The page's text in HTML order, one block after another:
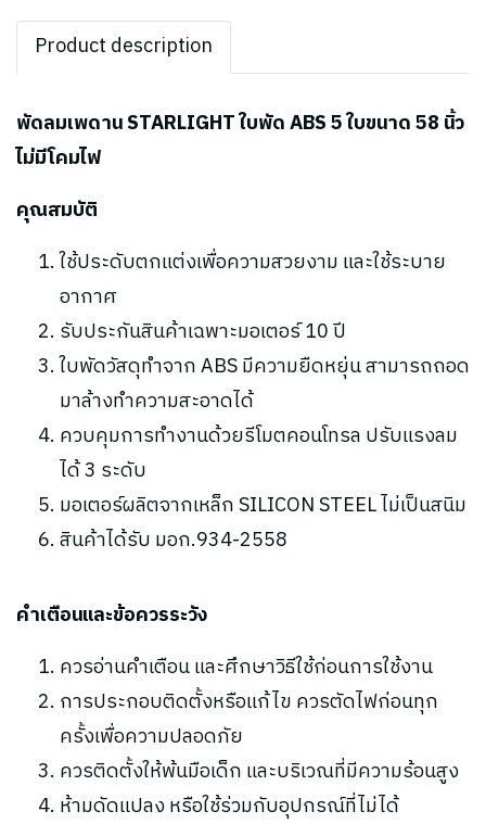
Product description
พัดลมเพดาน STARLIGHT ใบพัด ABS 5 ใบขนาด 58 นิ้ว
ไม่มีโคมไฟ
คุณสมบัติ
ใช้ประดับตกแต่งเพื่อความสวยงาม และใช้ระบาย
อากาศ
รับประกันสินค้าเฉพาะมอเตอร์ 10 ปี
ใบพัดวัสดุทำจาก ABS มีความยืดหยุ่น สามารถถอด
มาล้างทำความสะอาดได้
ควบคุมการทำงานด้วยรีโมตคอนโทรล ปรับแรงลม
ได้ 3 ระดับ
มอเตอร์ผลิตจากเหล็ก SILICON STEEL ไม่เป็นสนิม
สินค้าได้รับ มอก.934-2558
คำเตือนและข้อควรระวัง
ควรอ่านคำเตือน และศึกษาวิธีใช้ก่อนการใช้งาน
การประกอบติดตั้งหรือแก้ไข ควรตัดไฟก่อนทุก
ครั้งเพื่อความปลอดภัย
ควรติดตั้งให้พ้นมือเด็ก และบริเวณที่มีความร้อนสูง
ห้ามดัดแปลง หรือใช้ร่วมกับอุปกรณ์ที่ไม่ได้